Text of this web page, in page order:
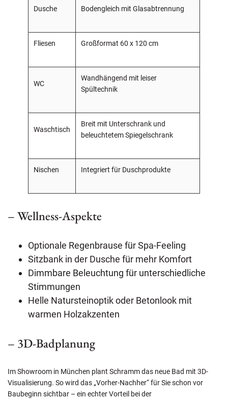
Dusche Bodengleich mit Glasabtrennung
Fliesen Großformat 60 x 120 cm
WC
Wandhängend mit leiser
Spültechnik
Waschtisch
Breit mit Unterschrank und
beleuchtetem Spiegelschrank
Nischen Integriert für Duschprodukte
– Wellness-Aspekte
Optionale Regenbrause für Spa-Feeling
Sitzbank in der Dusche für mehr Komfort
Dimmbare Beleuchtung für unterschiedliche
Stimmungen
Helle Natursteinoptik oder Betonlook mit
warmen Holzakzenten
– 3D-Badplanung
Im Showroom in München plant Schramm das neue Bad mit 3D-
Visualisierung. So wird das „Vorher-Nachher“ für Sie schon vor
Baubeginn sichtbar – ein echter Vorteil bei der